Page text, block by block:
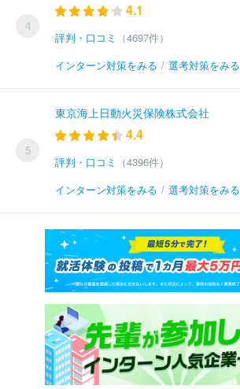
4
4.1
評判・口コミ
（4697件）
インターン対策をみる / 選考対策をみる
5
東京海上日動火災保険株式会社
4.4
評判・口コミ
（4396件）
インターン対策をみる / 選考対策をみる